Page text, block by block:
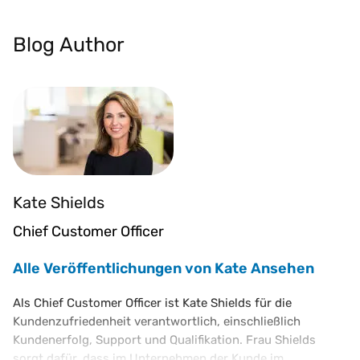
Blog Author
Kate Shields
Chief Customer Officer
Alle Veröffentlichungen von Kate Ansehen
Als Chief Customer Officer ist Kate Shields für die
Kundenzufriedenheit verantwortlich, einschließlich
Kundenerfolg, Support und Qualifikation. Frau Shields